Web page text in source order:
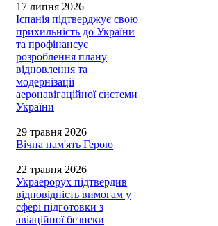
17 липня 2026
Іспанія підтверджує свою
прихильність до України
та профінансує
розроблення плану
відновлення та
модернізації
аеронавігаційної системи
України
29 травня 2026
Вічна пам'ять Герою
22 травня 2026
Украерорух підтвердив
відповідність вимогам у
сфері підготовки з
авіаційної безпеки